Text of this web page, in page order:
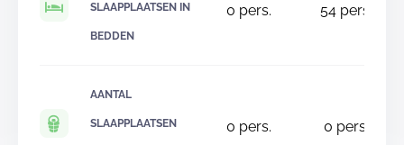
SLAAPPLAATSEN IN
BEDDEN
0 pers. 54 pers.
AANTAL
SLAAPPLAATSEN 0 pers. 0 pers.